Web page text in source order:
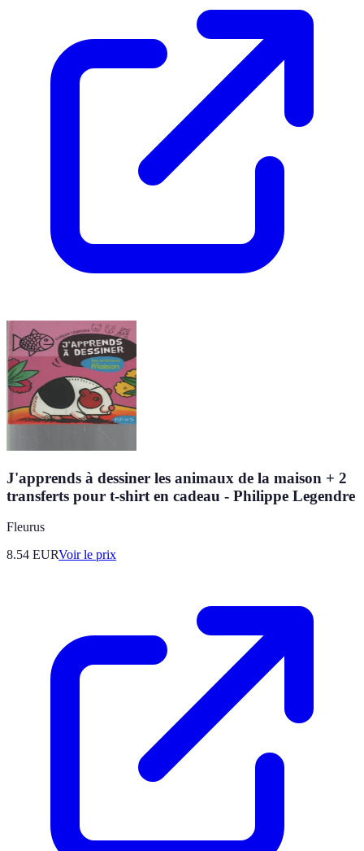
J'apprends à dessiner les animaux de la maison + 2
transferts pour t-shirt en cadeau - Philippe Legendre
Fleurus
8.54 EURVoir le prix